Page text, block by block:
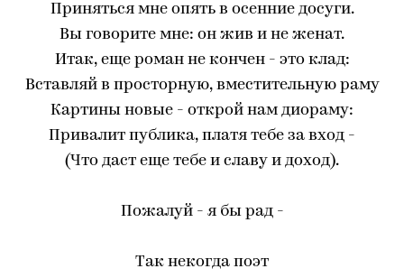
Приняться мне опять в осенние досуги.
Вы говорите мне: он жив и не женат.
Итак, еще роман не кончен - это клад:
Вставляй в просторную, вместительную раму
Картины новые - открой нам диораму:
Привалит публика, платя тебе за вход -
(Что даст еще тебе и славу и доход).
Пожалуй - я бы рад -
Так некогда поэт